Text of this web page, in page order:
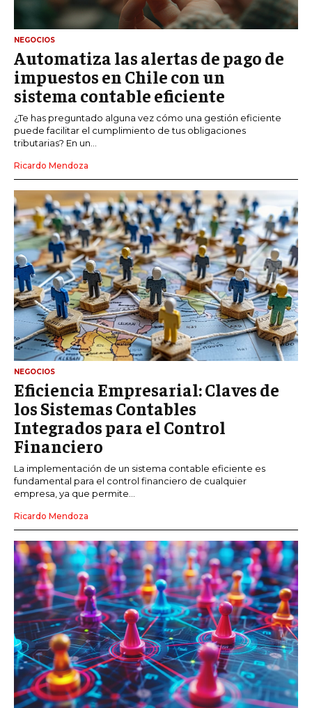
NEGOCIOS
Automatiza las alertas de pago de
impuestos en Chile con un
sistema contable eficiente
¿Te has preguntado alguna vez cómo una gestión eficiente
puede facilitar el cumplimiento de tus obligaciones
tributarias? En un...
Ricardo Mendoza
NEGOCIOS
Eficiencia Empresarial: Claves de
los Sistemas Contables
Integrados para el Control
Financiero
La implementación de un sistema contable eficiente es
fundamental para el control financiero de cualquier
empresa, ya que permite...
Ricardo Mendoza